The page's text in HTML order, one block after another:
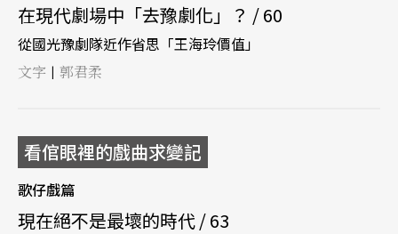
在現代劇場中「去豫劇化」？ / 60
從國光豫劇隊近作省思「王海玲價值」
文字 | 郭君柔
看倌眼裡的戲曲求變記
歌仔戲篇
現在絕不是最壞的時代 / 63